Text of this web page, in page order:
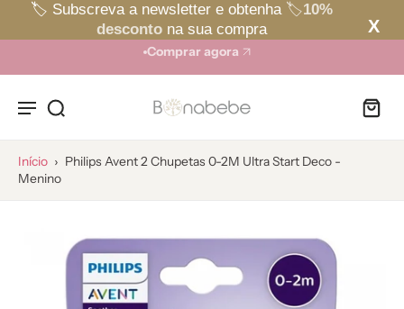
Portes grátis em encomendas acima de 50€ (PT
Continental)
Comprar agora
Início › Philips Avent 2 Chupetas 0-2M Ultra Start Deco -
Menino
X
🏷️ Subscreva a newsletter e obtenha 🏷️10%
desconto na sua compra